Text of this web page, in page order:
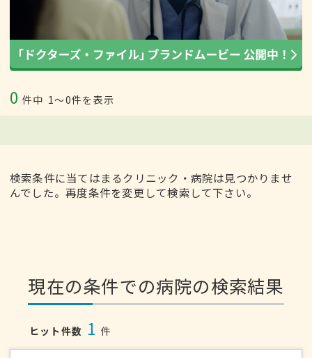
0 件中 1〜0件を表示
検索条件に当てはまるクリニック・病院は見つかりませ
んでした。再度条件を変更して検索して下さい。
現在の条件での病院の検索結果
ヒット件数 1 件